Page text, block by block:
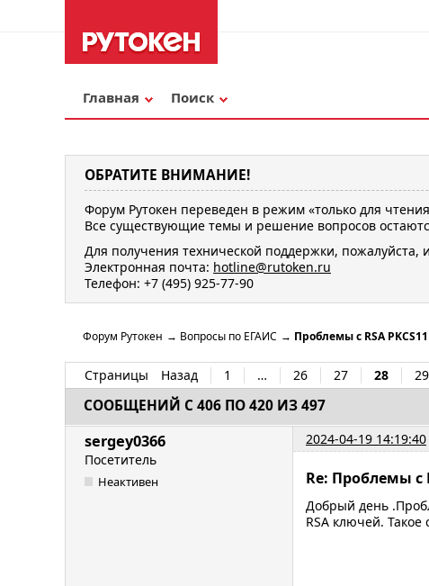
Главная Поиск
ОБРАТИТЕ ВНИМАНИЕ!
Форум Рутокен переведен в режим «только для
Все существующие темы и решение вопросов
Для получения технической поддержки, пожалуйста,
Электронная почта: hotline@rutoken.ru
Телефон: +7 (495) 925-77-90
Форум Рутокен → Вопросы по ЕГАИС → Проблемы с RSA PKCS11
Страницы Назад 1 … 26 27 28 29
СООБЩЕНИЙ С 406 ПО 420 ИЗ 497
sergey0366
2024-04-19 14:19:40
Посетитель
Неактивен Re: Проблемы с
Добрый день
RSA ключей.